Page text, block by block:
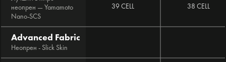
неопрен — Yamamoto
Nano-SCS
39 CELL 38 CELL
Advanced Fabric
Неопрен - Slick Skin